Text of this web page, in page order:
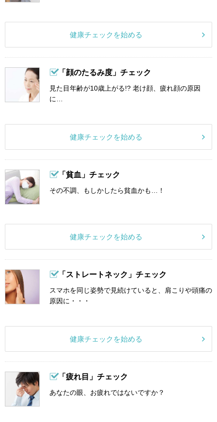
健康チェックを始める
「顔のたるみ度」チェック
見た目年齢が10歳上がる!? 老け顔、疲れ顔の原因
に…
健康チェックを始める
「貧血」チェック
その不調、もしかしたら貧血かも…！
健康チェックを始める
「ストレートネック」チェック
スマホを同じ姿勢で見続けていると、肩こりや頭痛の
原因に・・・
健康チェックを始める
「疲れ目」チェック
あなたの眼、お疲れではないですか？